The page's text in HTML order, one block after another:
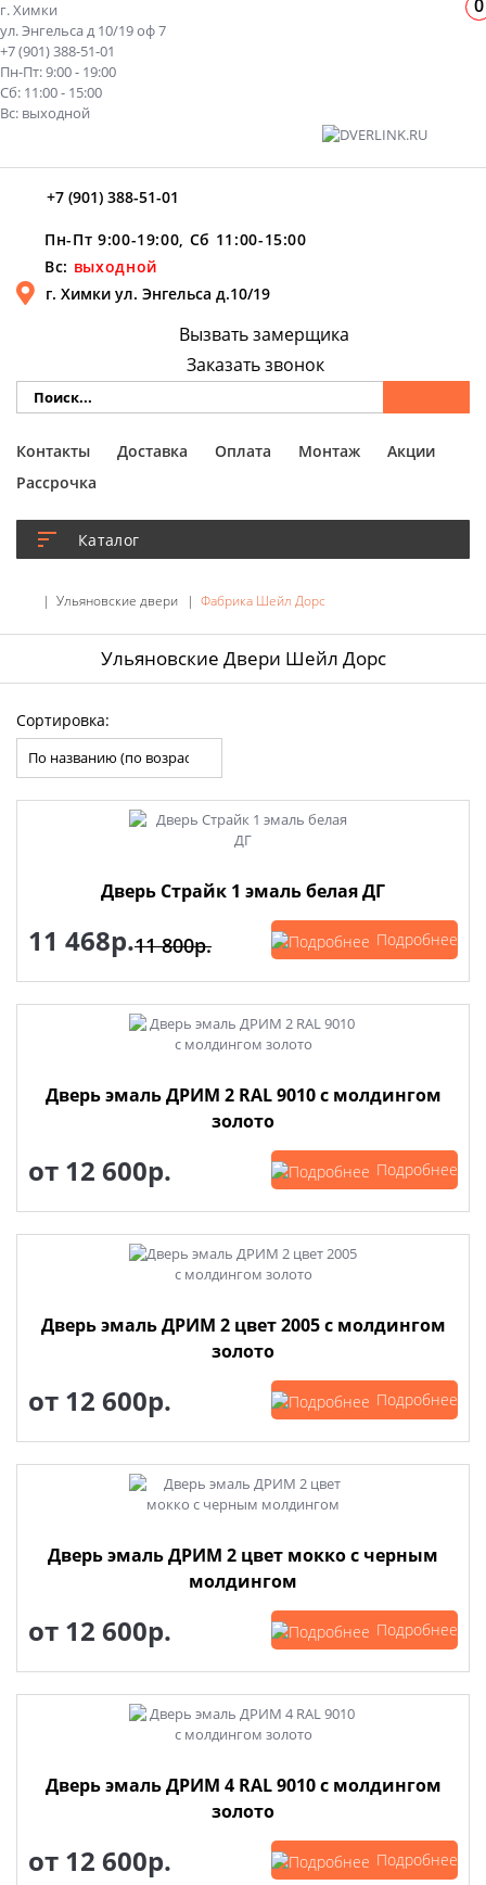
г. Химки
ул. Энгельса д 10/19 оф 7
+7 (901) 388-51-01
Пн-Пт: 9:00 - 19:00
Сб: 11:00 - 15:00
Вс: выходной
+7 (901) 388-51-01
Пн-Пт 9:00-19:00, Сб 11:00-15:00
Вс: выходной
г. Химки ул. Энгельса д.10/19
Каталог
Вызвать замерщика
Заказать звонок
Контакты Доставка Оплата Монтаж
Акции
Рассрочка
Ульяновские двери Фабрика Шейл Дорс
Ульяновские Двери Шейл Дорс
Сортировка:
Дверь Страйк 1 эмаль белая ДГ
11 468р.11 800р. Подробнее
Дверь эмаль ДРИМ 2 RAL 9010 с молдингом
золото
от 12 600р. Подробнее
Дверь эмаль ДРИМ 2 цвет 2005 с молдингом
золото
от 12 600р. Подробнее
Дверь эмаль ДРИМ 2 цвет мокко с черным
молдингом
от 12 600р. Подробнее
Дверь эмаль ДРИМ 4 RAL 9010 с молдингом
золото
от 12 600р. Подробнее
0